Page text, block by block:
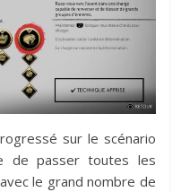
sur le scénario
de passer toutes les
le grand nombre de